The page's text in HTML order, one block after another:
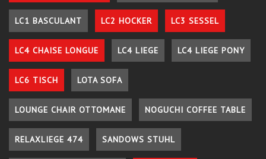
LC1 BASCULANT LC2 HOCKER LC3 SESSEL
LC4 CHAISE LONGUE LC4 LIEGE LC4 LIEGE PONY
LC6 TISCH LOTA SOFA
LOUNGE CHAIR OTTOMANE NOGUCHI COFFEE TABLE
RELAXLIEGE 474 SANDOWS STUHL